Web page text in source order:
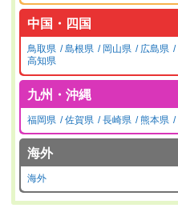
中国・四国
鳥取県 島根県 岡山県 広島県
高知県
九州・沖縄
福岡県 佐賀県 長崎県 熊本県
海外
海外